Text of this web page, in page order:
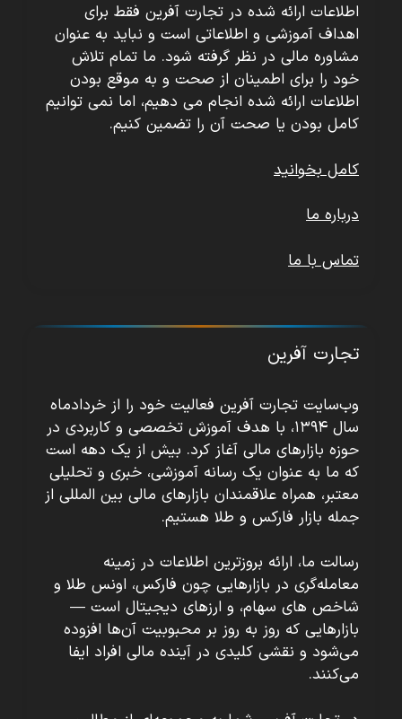
اطلاعات ارائه شده در تجارت آفرین فقط برای
اهداف آموزشی و اطلاعاتی است و نباید به عنوان
مشاوره مالی در نظر گرفته شود. ما تمام تلاش
خود را برای اطمینان از صحت و به موقع بودن
اطلاعات ارائه شده انجام می دهیم، اما نمی توانیم
کامل بودن یا صحت آن را تضمین کنیم.
کامل بخوانید
درباره ما
تماس با ما
تجارت آفرین
وب‌سایت تجارت آفرین فعالیت خود را از خردادماه
سال ۱۳۹۴، با هدف آموزش تخصصی و کاربردی در
حوزه بازارهای مالی آغاز کرد. بیش از یک دهه است
که ما به عنوان یک رسانه آموزشی، خبری و تحلیلی
معتبر، همراه علاقمندان بازارهای مالی بین المللی از
جمله بازار فارکس و طلا هستیم.
رسالت ما، ارائه بروزترین اطلاعات در زمینه
معامله‌گری در بازارهایی چون فارکس، اونس طلا و
شاخص های سهام، و ارزهای دیجیتال است —
بازارهایی که روز به روز بر محبوبیت آن‌ها افزوده
می‌شود و نقشی کلیدی در آینده مالی افراد ایفا
می‌کنند.